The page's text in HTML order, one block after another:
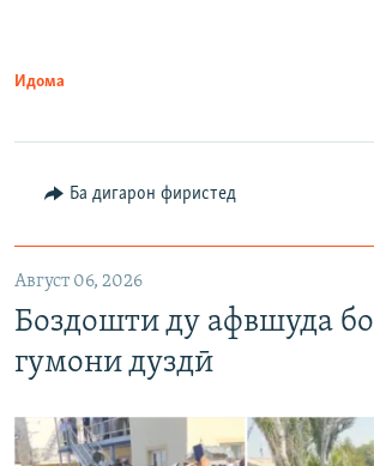
Идома
Ба дигарон фиристед
Август 06, 2026
Боздошти ду афвшуда бо
гумони дуздӣ